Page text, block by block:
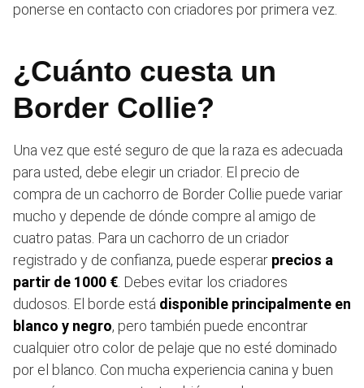
ponerse en contacto con criadores por primera vez.
¿Cuánto cuesta un
Border Collie?
Una vez que esté seguro de que la raza es adecuada
para usted, debe elegir un criador. El precio de
compra de un cachorro de Border Collie puede variar
mucho y depende de dónde compre al amigo de
cuatro patas. Para un cachorro de un criador
registrado y de confianza, puede esperar precios a
partir de 1000 €. Debes evitar los criadores
dudosos. El borde está disponible principalmente en
blanco y negro, pero también puede encontrar
cualquier otro color de pelaje que no esté dominado
por el blanco. Con mucha experiencia canina y buen